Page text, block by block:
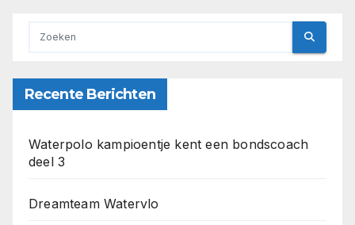
Recente Berichten
Waterpolo kampioentje kent een bondscoach
deel 3
Dreamteam Watervlo